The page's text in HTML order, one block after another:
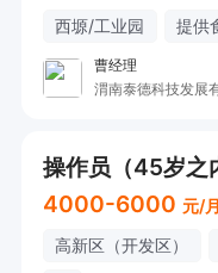
西塬/工业园 提供
曹经理
渭南泰德科技发展
操作员（45岁之
4000-6000 元/月
高新区（开发区）